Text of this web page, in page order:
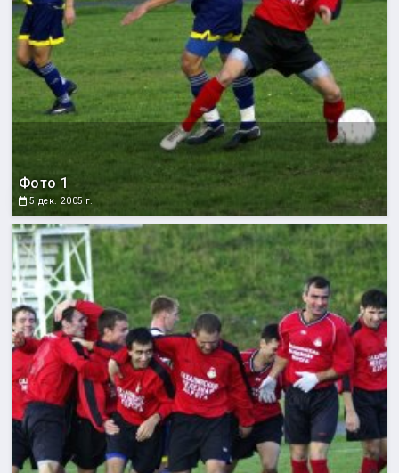
Фото 1
5 дек. 2005 г.